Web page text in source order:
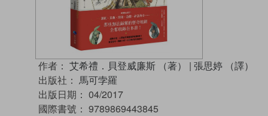
作者： 艾希禮．貝登威廉斯 （著） | 張思婷 （譯）
出版社： 馬可孛羅
出版日期： 04/2017
國際書號： 9789869443845